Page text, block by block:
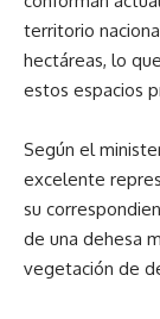
territorio
hectáreas, lo
estos espacios
Según el
excelente
su
de una dehesa
vegetación de